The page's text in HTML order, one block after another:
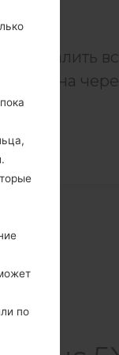
Как удалить
телефона
по